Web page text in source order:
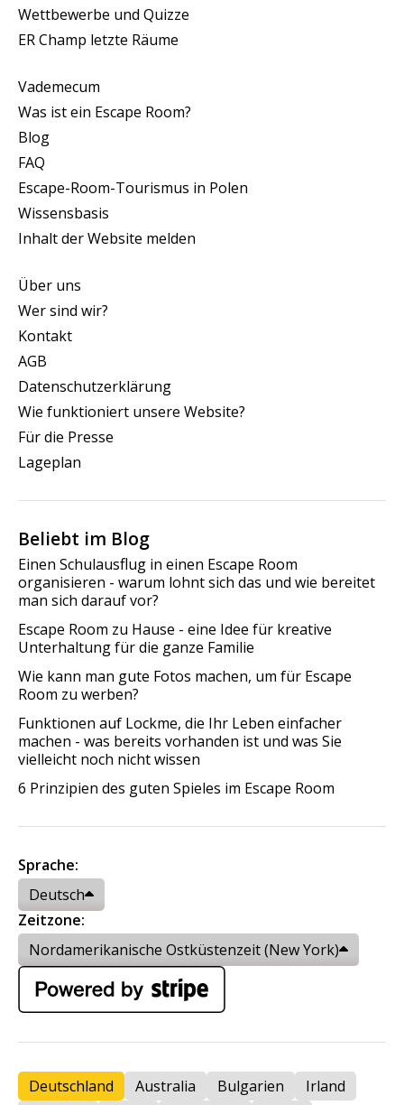
Wettbewerbe und Quizze
ER Champ letzte Räume
Vademecum
Was ist ein Escape Room?
Blog
FAQ
Escape-Room-Tourismus in Polen
Wissensbasis
Inhalt der Website melden
Über uns
Wer sind wir?
Kontakt
AGB
Datenschutzerklärung
Wie funktioniert unsere Website?
Für die Presse
Lageplan
Beliebt im Blog
Einen Schulausflug in einen Escape Room
organisieren - warum lohnt sich das und wie bereitet
man sich darauf vor?
Escape Room zu Hause - eine Idee für kreative
Unterhaltung für die ganze Familie
Wie kann man gute Fotos machen, um für Escape
Room zu werben?
Funktionen auf Lockme, die Ihr Leben einfacher
machen - was bereits vorhanden ist und was Sie
vielleicht noch nicht wissen
6 Prinzipien des guten Spieles im Escape Room
Sprache:
Deutsch
Zeitzone:
Nordamerikanische Ostküstenzeit (New York)
Deutschland Australia Bulgarien Irland